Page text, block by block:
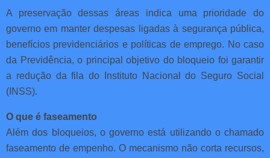
A preservação dessas áreas indica uma prioridade do
governo em manter despesas ligadas à segurança pública,
benefícios previdenciários e políticas de emprego. No caso
da Previdência, o principal objetivo do bloqueio foi garantir
a redução da fila do Instituto Nacional do Seguro Social
(INSS).
O que é faseamento
Além dos bloqueios, o governo está utilizando o chamado
faseamento de empenho. O mecanismo não corta recursos,